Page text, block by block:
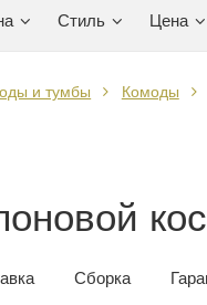
Стиль Цена
и тумбы Комоды
Сборка